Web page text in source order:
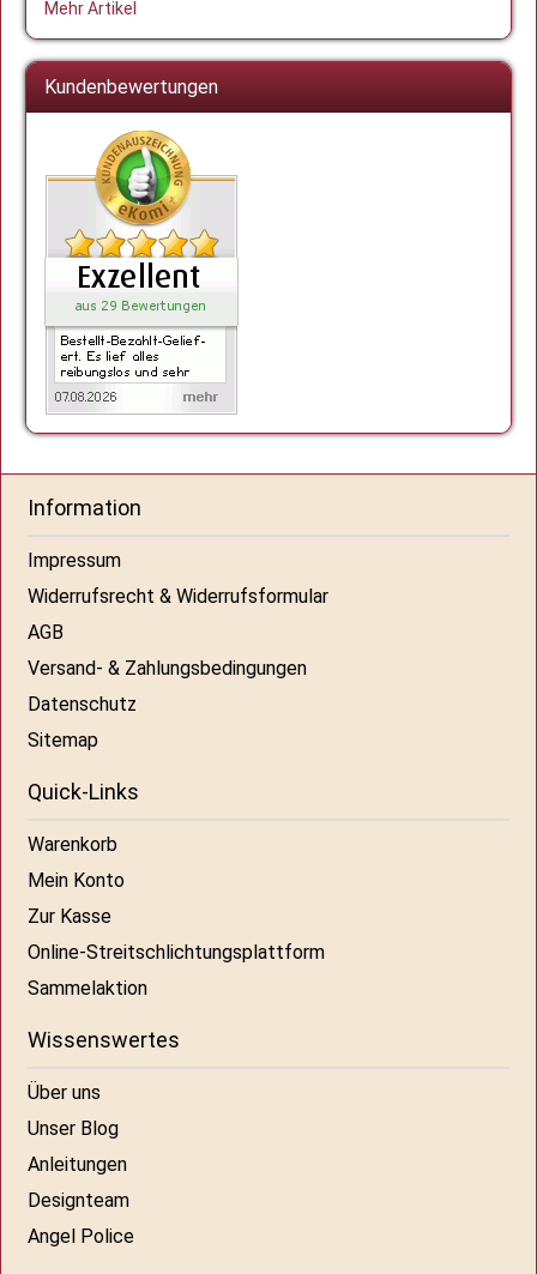
Mehr Artikel
Kundenbewertungen
Information
Impressum
Widerrufsrecht & Widerrufsformular
AGB
Versand- & Zahlungsbedingungen
Datenschutz
Sitemap
Quick-Links
Warenkorb
Mein Konto
Zur Kasse
Online-Streitschlichtungsplattform
Sammelaktion
Wissenswertes
Über uns
Unser Blog
Anleitungen
Designteam
Angel Police